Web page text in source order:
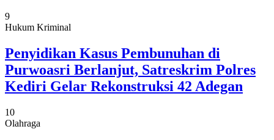
9
Hukum Kriminal
Penyidikan Kasus Pembunuhan di
Purwoasri Berlanjut, Satreskrim Polres
Kediri Gelar Rekonstruksi 42 Adegan
10
Olahraga